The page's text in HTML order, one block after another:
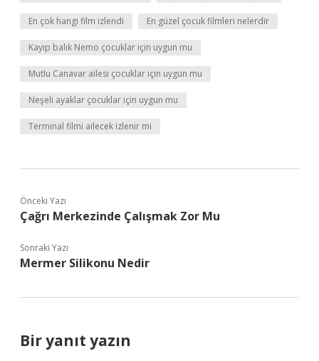
En çok hangi film izlendi En güzel çocuk filmleri nelerdir
Kayıp balık Nemo çocuklar için uygun mu
Mutlu Canavar ailesi çocuklar için uygun mu
Neşeli ayaklar çocuklar için uygun mu
Terminal filmi ailecek izlenir mi
Önceki Yazı
Çağrı Merkezinde Çalışmak Zor Mu
Sonraki Yazı
Mermer Silikonu Nedir
Bir yanıt yazın